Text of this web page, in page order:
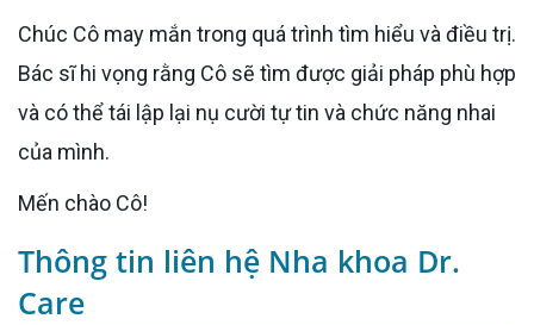
Chúc Cô may mắn trong quá trình tìm hiểu và điều trị.
Bác sĩ hi vọng rằng Cô sẽ tìm được giải pháp phù hợp
và có thể tái lập lại nụ cười tự tin và chức năng nhai
của mình.
Mến chào Cô!
Thông tin liên hệ Nha khoa Dr.
Care